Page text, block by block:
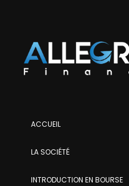
ACCUEIL
LA SOCIÉTÉ
INTRODUCTION EN BOURSE